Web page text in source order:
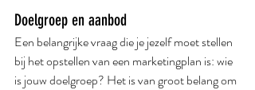
Doelgroep en aanbod
Een belangrijke vraag die je jezelf moet stellen
bij het opstellen van een marketingplan is: wie
is jouw doelgroep? Het is van groot belang om